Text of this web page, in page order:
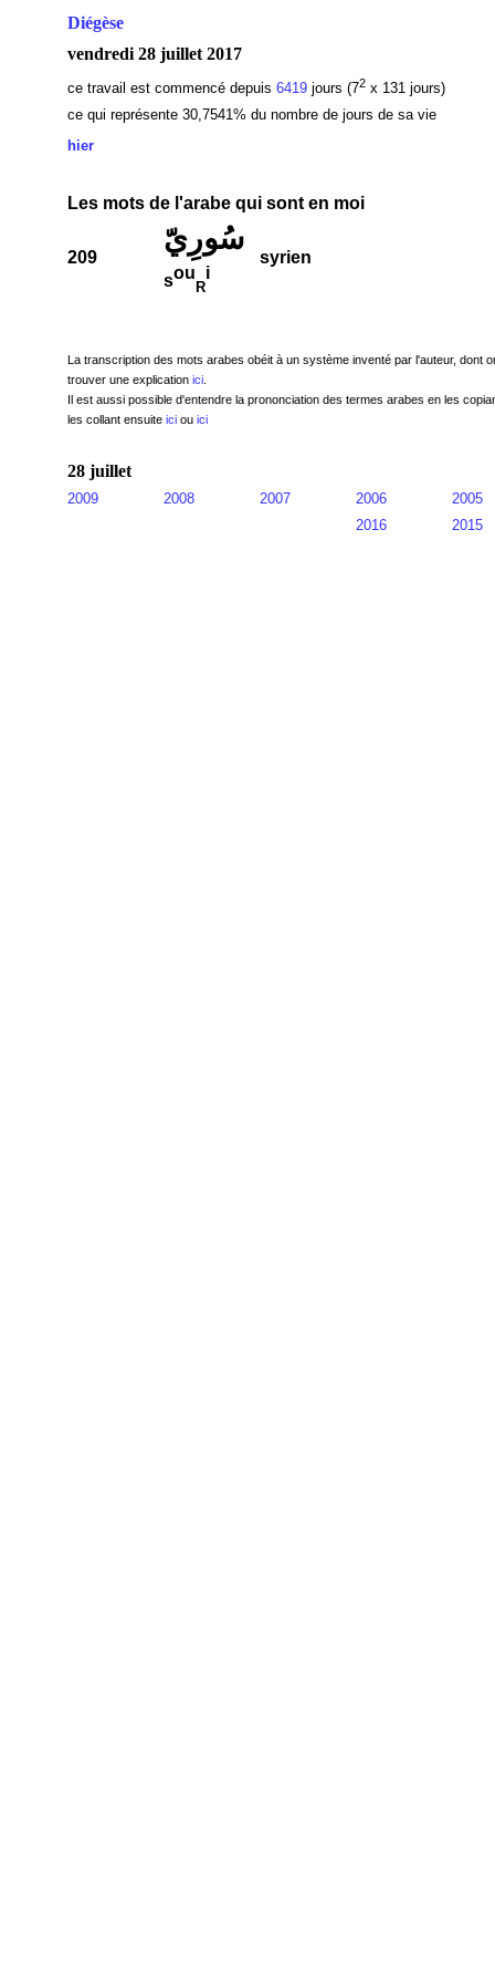
Diégèse
vendredi 28 juillet 2017
ce travail est commencé depuis 6419jours (72x 131 jours)
ce qui représente 30,7541% du nombre de jours de sa vie
hier
Les mots de l'arabe qui sont en moi
209
سُورِيّ
syrien
sou
R
i
La transcription des mots arabes obéit à un système inventé par l'auteur, dont
trouver une explication ici.
Il est aussi possible d'entendre la prononciation des termes arabes en les
les collant ensuite iciou ici
28 juillet
2009 2008 2007 2006
2005
2016
2015